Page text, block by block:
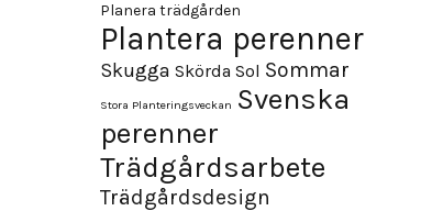
Planera trädgården
Plantera perenner
Skugga Skörda Sol Sommar
Stora Planteringsveckan Svenska
perenner
Trädgårdsarbete
Trädgårdsdesign